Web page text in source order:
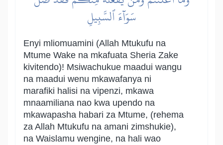
سَوَآءَ ٱلسَّبِيلِ
Enyi mliomuamini (Allah Mtukufu na
Mtume Wake na mkafuata Sheria Zake
kivitendo)! Msiwachukue maadui wangu
na maadui wenu mkawafanya ni
marafiki halisi na vipenzi, mkawa
mnaamiliana nao kwa upendo na
mkawapasha habari za Mtume, (rehema
za Allah Mtukufu na amani zimshukie),
na Waislamu wengine, na hali wao